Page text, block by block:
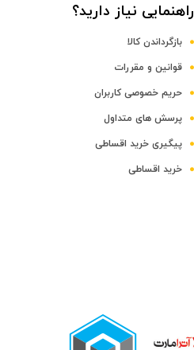
راهنمایی نیاز دارید؟
بازگرداندن کالا
قوانین و مقررات
حریم خصوصی کاربران
پرسش های متداول
پیگیری خرید اقساطی
خرید اقساطی